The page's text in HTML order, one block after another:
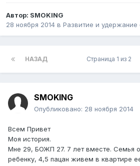
Автор: SMOKING
28 ноября 2014 в Pазвитие и
НАЗАД Страница 1 из 2
SMOKING
Опубликовано: 28 ноября 2014
Всем Привет
Моя история.
Мне 29, БОЖП 27. 7 лет вместе. Семья
ребенку, 4,5 пацан живем в квартире